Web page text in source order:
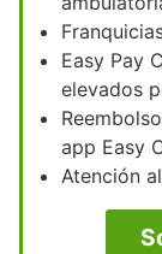
Easy Pay
elevados
app Easy
Atención